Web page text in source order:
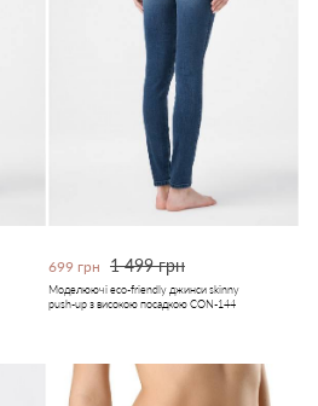
699 грн 1 499 грн
Моделюючі eco-friendly джинси skinny
push-up з високою посадкою CON-144